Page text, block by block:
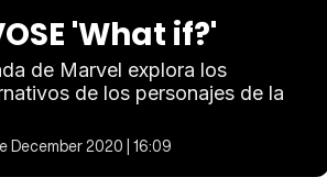
'What if?'
de Marvel explora los
de los personajes de la
December 2020 | 16:09